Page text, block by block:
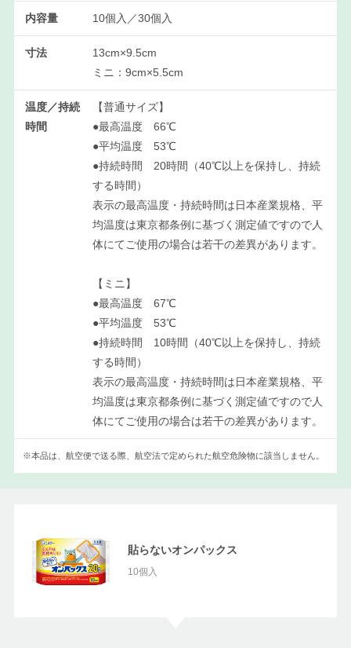
内容量 10個入／30個入
寸法
13cm×9.5cm
ミニ：9cm×5.5cm
温度／持続
時間
【普通サイズ】
●最高温度 66℃
●平均温度 53℃
●持続時間 20時間（40℃以上を保持し、持続
する時間）
表示の最高温度・持続時間は日本産業規格、平
均温度は東京都条例に基づく測定値ですので人
体にてご使用の場合は若干の差異があります。
【ミニ】
●最高温度 67℃
●平均温度 53℃
●持続時間 10時間（40℃以上を保持し、持続
する時間）
表示の最高温度・持続時間は日本産業規格、平
均温度は東京都条例に基づく測定値ですので人
体にてご使用の場合は若干の差異があります。
※本品は、航空便で送る際、航空法で定められた航空危険物に該当しません。
貼らないオンパックス
10個入